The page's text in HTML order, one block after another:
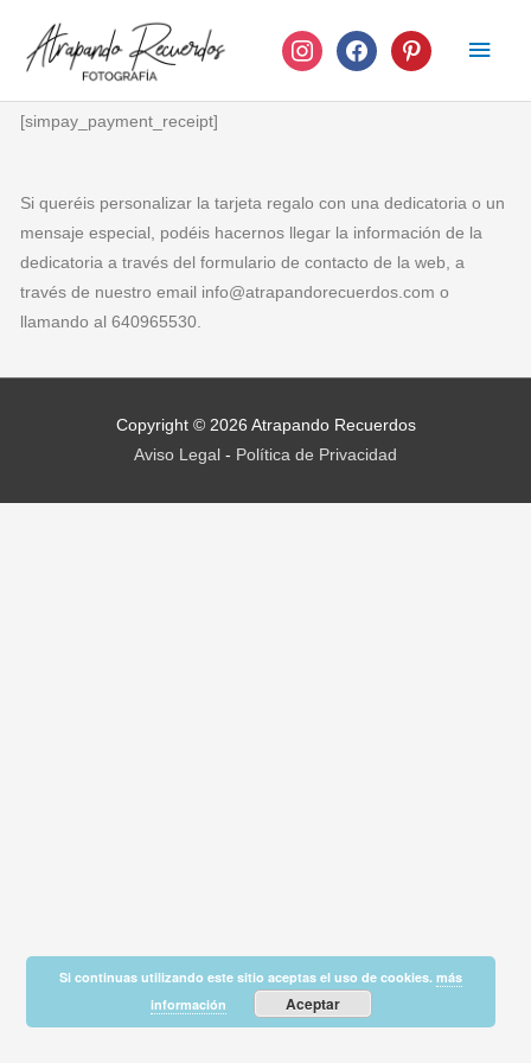
contenido
instagramfacebook pinterest
[simpay_payment_receipt]
Si queréis personalizar la tarjeta regalo con una dedicatoria o un
mensaje especial, podéis hacernos llegar la información de la
dedicatoria a través del formulario de contacto de la web, a
través de nuestro email info@atrapandorecuerdos.com o
llamando al 640965530.
Copyright © 2026 Atrapando Recuerdos
Aviso Legal - Política de Privacidad
Si continuas utilizando este sitio aceptas el uso de cookies.más
información
Aceptar